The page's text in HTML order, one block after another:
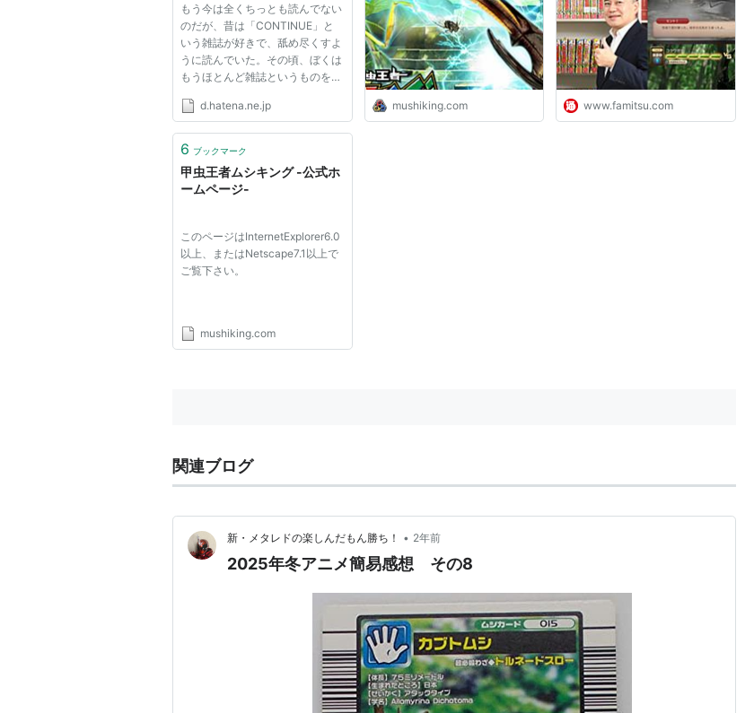
もう今は全くちっとも読んでない
のだが、昔は「CONTINUE」と
いう雑誌が好きで、舐め尽くすよ
うに読んでいた。その頃、ぼくは
もうほとんど雑誌というものを読
だ一冊読み続けていたのがこの
の「CONTINUE」には、流行を
色々あった...
d.hatena.ne.jp mushiking.com
シキング』のクリエイター・
植村比呂志氏と手掛ける新作
の秘密に迫る | ゲーム・エン
タメ最新情報のファミ
通.com
www.famitsu.com
6 ブックマーク
甲虫王者ムシキング -公式ホ
ームページ-
このページはInternetExplorer6.0
以上、またはNetscape7.1以上で
ご覧下さい。
mushiking.com
関連ブログ
新・メタレドの楽しんだもん勝ち！ • 2年前
2025年冬アニメ簡易感想 その8